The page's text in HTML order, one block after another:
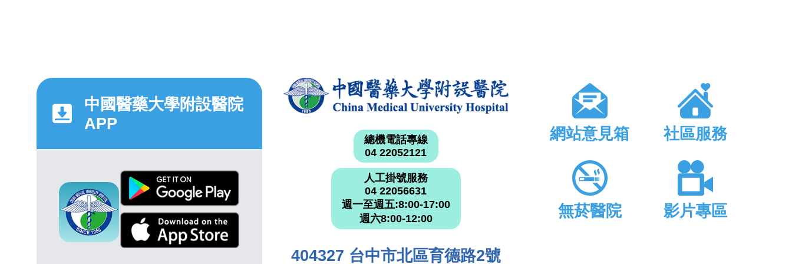
中國醫藥大學附設醫院
APP
總機電話專線
04 22052121
人工掛號服務
04 22056631
週一至週五:8:00-17:00
週六8:00-12:00
404327 台中市北區育德路2號
網站意見箱 社區服務
無菸醫院 影片專區